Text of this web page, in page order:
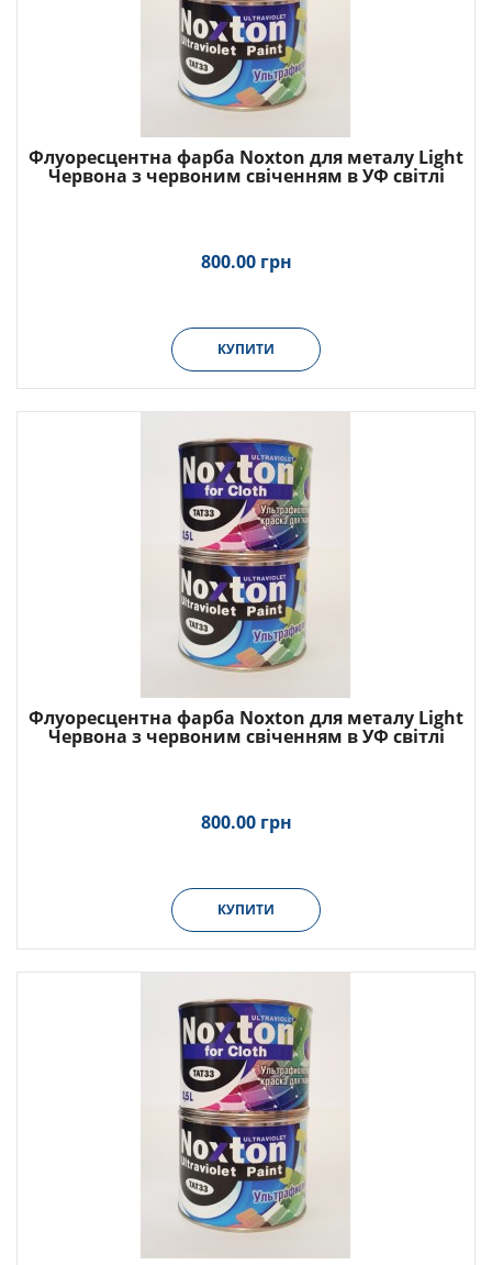
Флуоресцентна фарба Noxton для металу Light
Червона з червоним свіченням в УФ світлі
800.00 грн
КУПИТИ
Флуоресцентна фарба Noxton для металу Light
Червона з червоним свіченням в УФ світлі
800.00 грн
КУПИТИ